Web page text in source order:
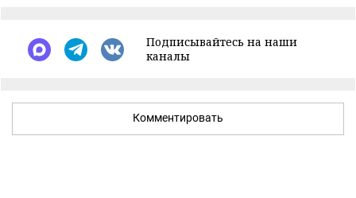
Подписывайтесь на наши
каналы
Комментировать